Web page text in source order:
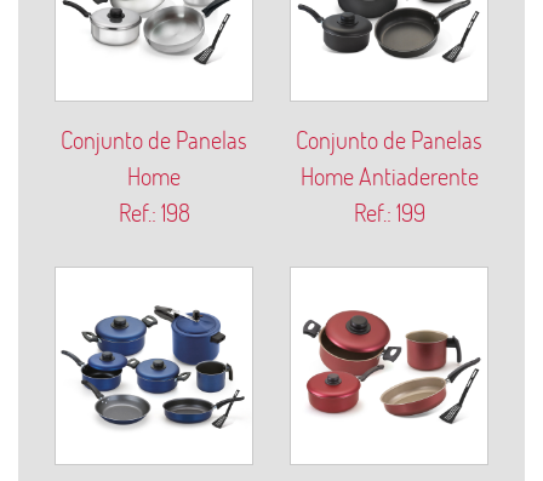
Conjunto de Panelas
Home
Ref.: 198
Conjunto de Panelas
Home Antiaderente
Ref.: 199